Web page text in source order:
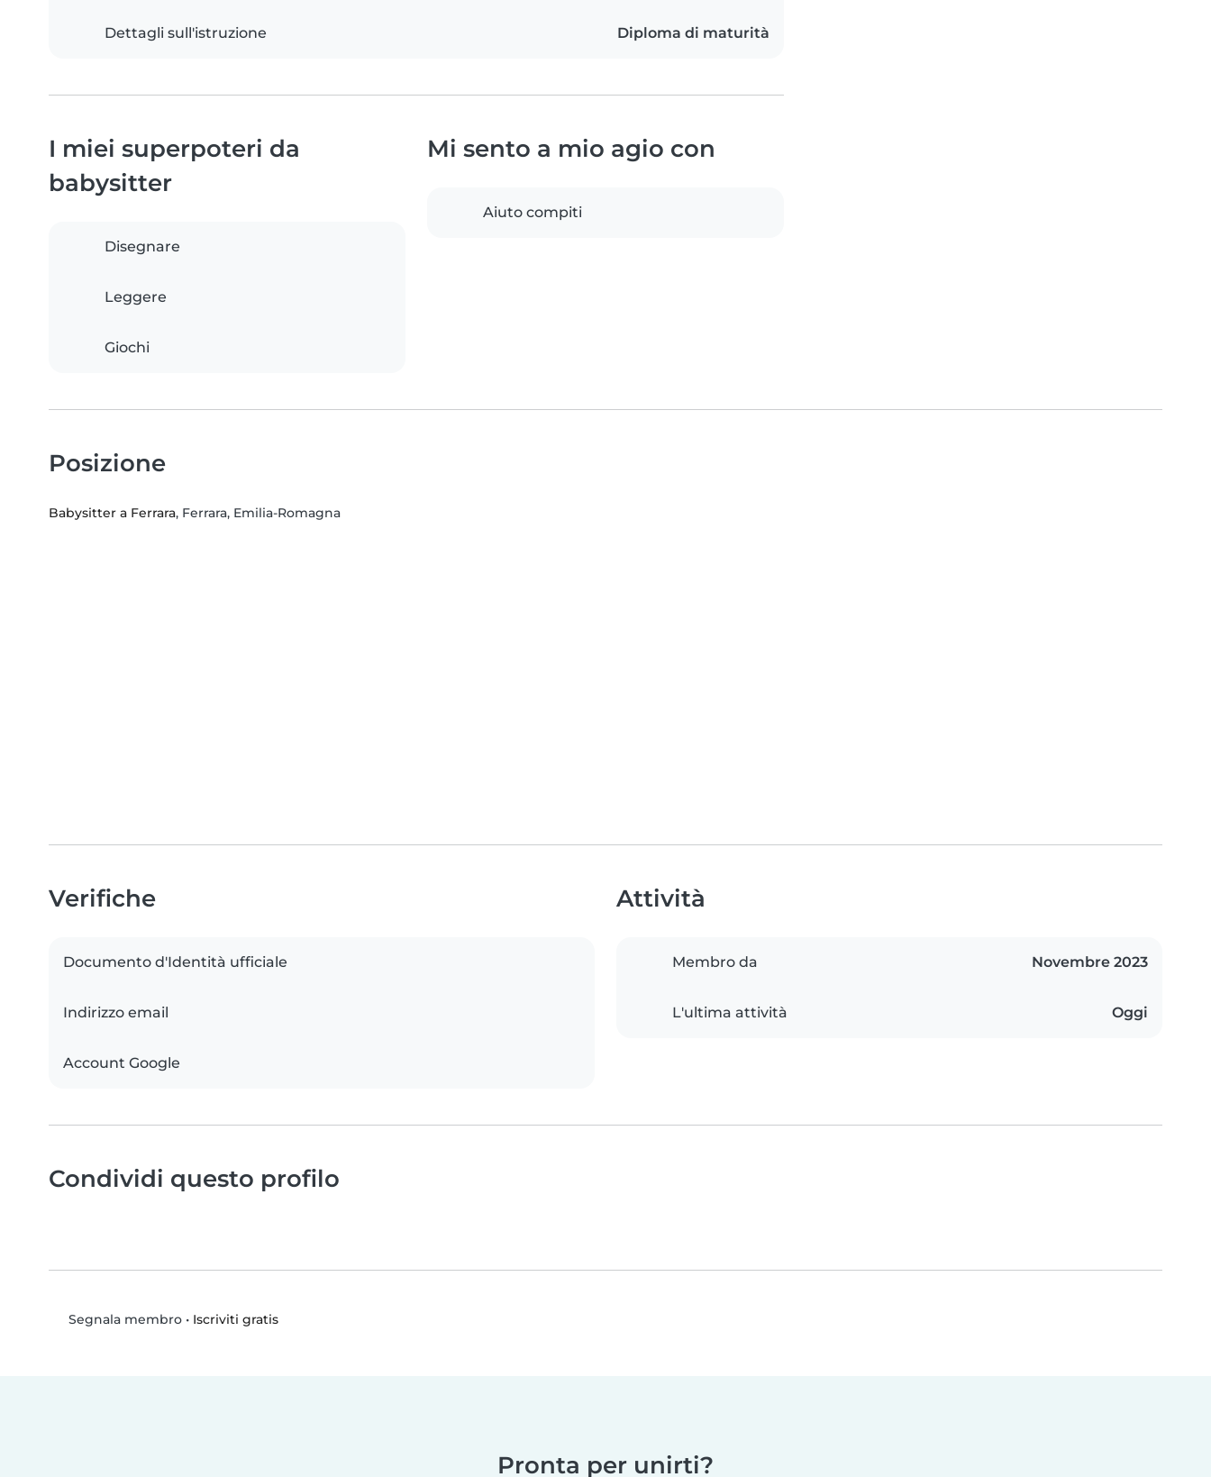
Dettagli sull'istruzione Diploma di maturità
I miei superpoteri da
babysitter
Disegnare
Leggere
Giochi
Mi sento a mio agio con
Aiuto compiti
Posizione
Babysitter a Ferrara, Ferrara, Emilia-Romagna
Verifiche
Documento d'Identità ufficiale
Indirizzo email
Account Google
Attività
Membro da Novembre 2023
L'ultima attività Oggi
Condividi questo profilo
Segnala membro• Iscriviti gratis
Pronta per unirti?